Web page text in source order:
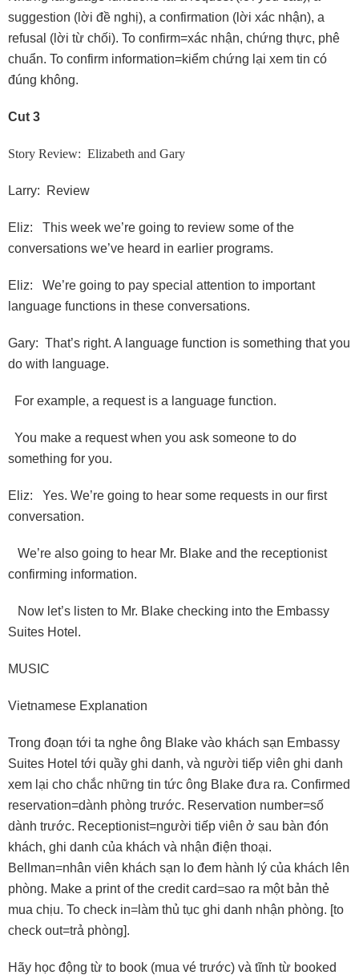
suggestion (lời đề nghị), a confirmation (lời xác nhận), a
refusal (lời từ chối). To confirm=xác nhận, chứng thực, phê
chuẩn. To confirm information=kiểm chứng lại xem tin có
đúng không.
Cut 3
Story Review: Elizabeth and Gary
Larry: Review
Eliz: This week we’re going to review some of the
conversations we’ve heard in earlier programs.
Eliz: We’re going to pay special attention to important
language functions in these conversations.
Gary: That’s right. A language function is something that you
do with language.
For example, a request is a language function.
You make a request when you ask someone to do
something for you.
Eliz: Yes. We’re going to hear some requests in our first
conversation.
We’re also going to hear Mr. Blake and the receptionist
confirming information.
Now let’s listen to Mr. Blake checking into the Embassy
Suites Hotel.
MUSIC
Vietnamese Explanation
Trong đoạn tới ta nghe ông Blake vào khách sạn Embassy
Suites Hotel tới quầy ghi danh, và người tiếp viên ghi danh
xem lại cho chắc những tin tức ông Blake đưa ra. Confirmed
reservation=dành phòng trước. Reservation number=số
dành trước. Receptionist=người tiếp viên ở sau bàn đón
khách, ghi danh của khách và nhận điện thoại.
Bellman=nhân viên khách sạn lo đem hành lý của khách lên
phòng. Make a print of the credit card=sao ra một bản thẻ
mua chịu. To check in=làm thủ tục ghi danh nhận phòng. [to
check out=trả phòng].
Hãy học động từ to book (mua vé trước) và tĩnh từ booked